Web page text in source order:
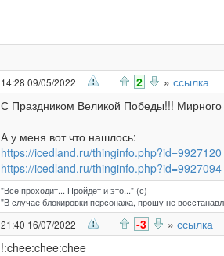
14:28 09/05/2022 2 » ссылка
С Праздником Великой Победы!!! Мирного
А у меня вот что нашлось:
https://icedland.ru/thinginfo.php?id=9927120
https://icedland.ru/thinginfo.php?id=9927094
"Всё проходит... Пройдёт и это..." (с)
"В случае блокировки персонажа, прошу не
21:40 16/07/2022 -3 » ссылка
!:chee:chee:chee